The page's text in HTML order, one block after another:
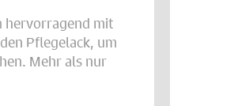
hervorragend mit
Pflegelack, um
Mehr als nur